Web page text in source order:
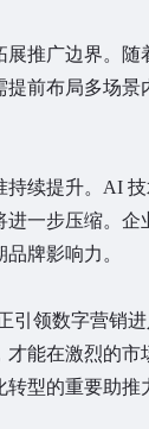
展推广边界。
提前布局多场
持续提升。AI
进一步压缩。
牌影响力。
引领数字营销
才能在激烈的市
型的重要助推